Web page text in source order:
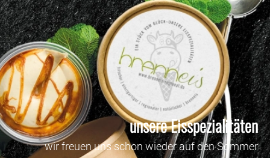
unsere Eisspezialitäten
wir freuen uns schon wieder auf den Sommer